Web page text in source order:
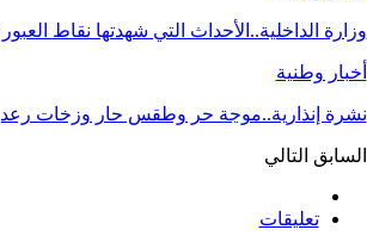
وزارة الداخلية..الأحداث التي شهدتها نقاط
أخبار وطنية
نشرة إنذارية..موجة حر وطقس حار وزخات
السابق التالي
تعليقات